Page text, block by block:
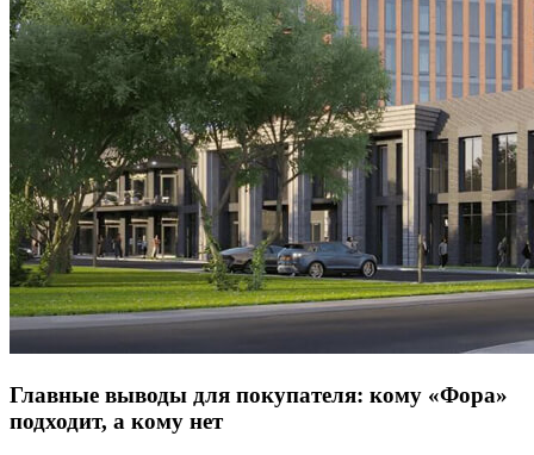
Главные выводы для покупателя: кому «Фора»
подходит, а кому нет